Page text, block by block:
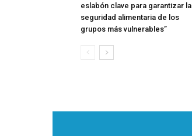
eslabón clave para garantizar la
seguridad alimentaria de los
grupos más vulnerables”